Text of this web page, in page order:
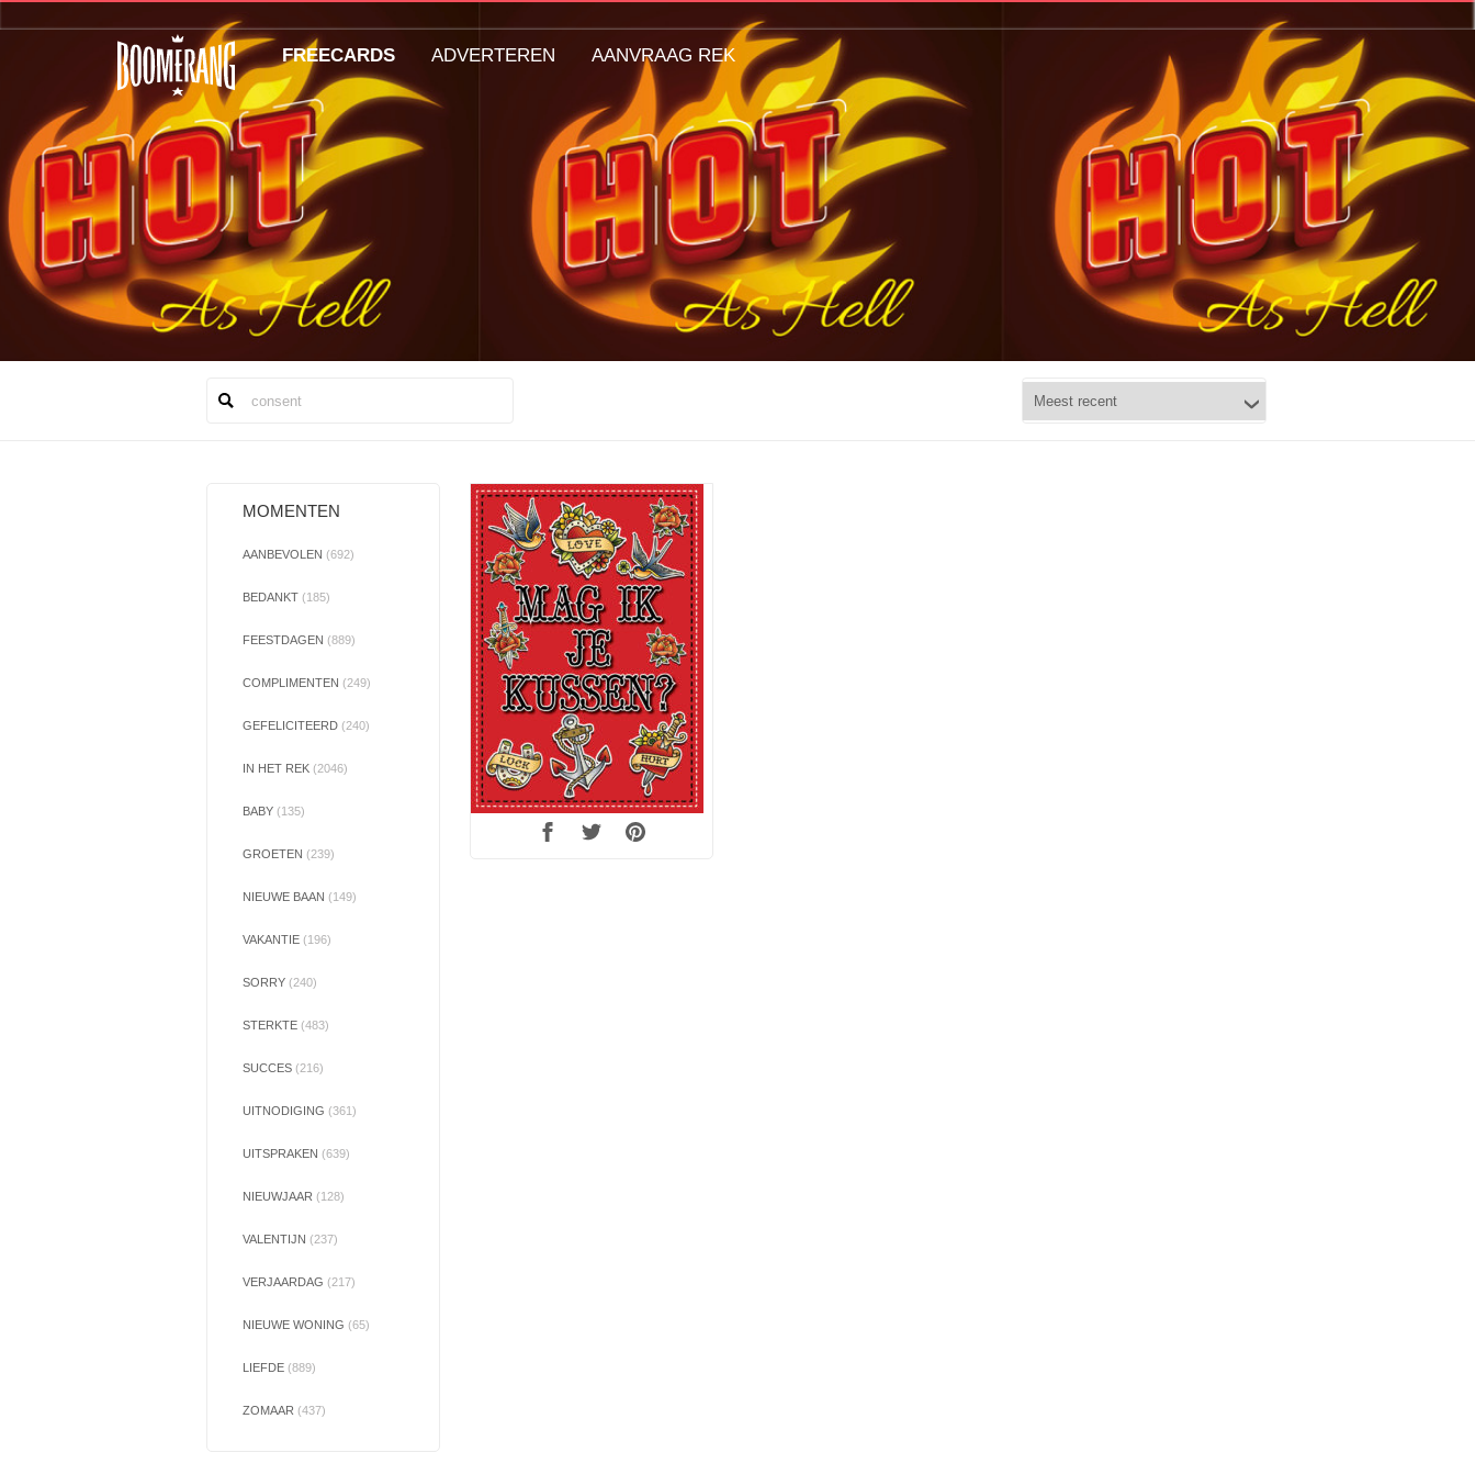
MOMENTEN
AANBEVOLEN (692)
BEDANKT (185)
FEESTDAGEN (889)
COMPLIMENTEN (249)
GEFELICITEERD (240)
IN HET REK (2046)
BABY (135)
GROETEN (239)
NIEUWE BAAN (149)
VAKANTIE (196)
SORRY (240)
STERKTE (483)
SUCCES (216)
UITNODIGING (361)
UITSPRAKEN (639)
NIEUWJAAR (128)
VALENTIJN (237)
VERJAARDAG (217)
NIEUWE WONING (65)
LIEFDE (889)
ZOMAAR (437)
FREECARDS ADVERTEREN AANVRAAG REK